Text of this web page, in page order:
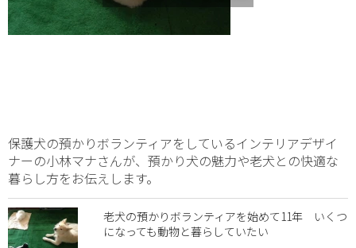
保護犬の預かりボランティアをしているインテリアデザイ
ナーの小林マナさんが、預かり犬の魅力や老犬との快適な
暮らし方をお伝えします。
老犬の預かりボランティアを始めて11年 いくつ
になっても動物と暮らしていたい